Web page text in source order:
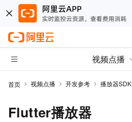
视频点播
首页 视频点播 开发参考 播放器SDK
Flutter播放器